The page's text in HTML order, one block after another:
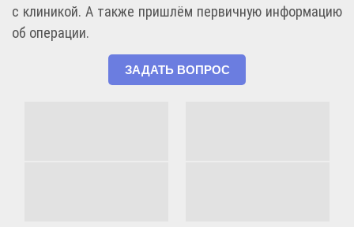
с клиникой. А также пришлём первичную информацию
об операции.
ЗАДАТЬ ВОПРОС